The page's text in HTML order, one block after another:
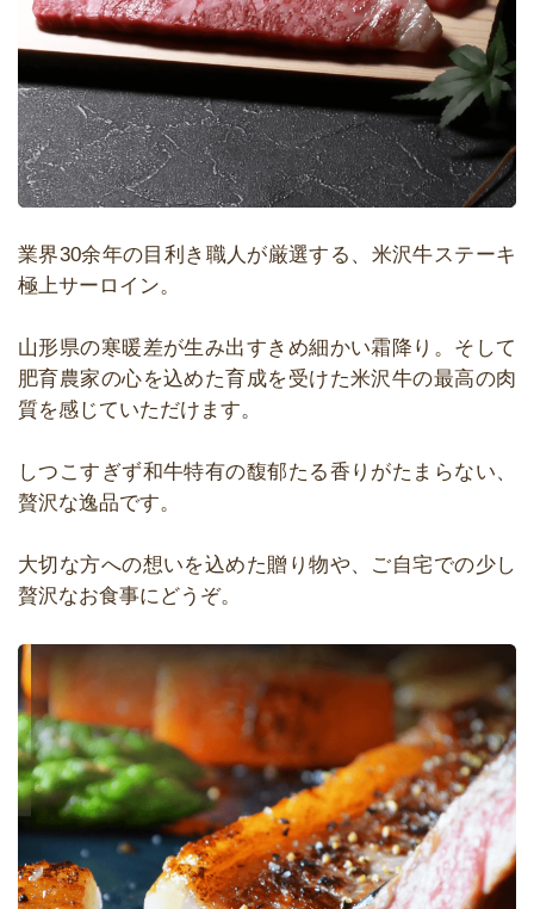
業界30余年の目利き職人が厳選する、米沢牛ステーキ
極上サーロイン。
山形県の寒暖差が生み出すきめ細かい霜降り。そして
肥育農家の心を込めた育成を受けた米沢牛の最高の肉
質を感じていただけます。
しつこすぎず和牛特有の馥郁たる香りがたまらない、
贅沢な逸品です。
大切な方への想いを込めた贈り物や、ご自宅での少し
贅沢なお食事にどうぞ。